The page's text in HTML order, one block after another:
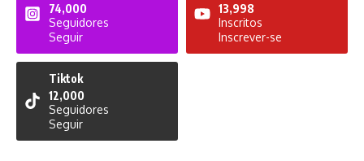
74,000
Seguidores
Seguir
13,998
Inscritos
Inscrever-se
Tiktok
12,000
Seguidores
Seguir